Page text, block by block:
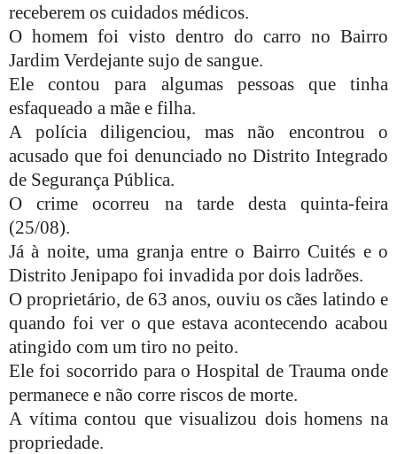
receberem os cuidados médicos.
O homem foi visto dentro do carro no Bairro
Jardim Verdejante sujo de sangue.
Ele contou para algumas pessoas que tinha
esfaqueado a mãe e filha.
A polícia diligenciou, mas não encontrou o
acusado que foi denunciado no Distrito Integrado
de Segurança Pública.
O crime ocorreu na tarde desta quinta-feira
(25/08).
Já à noite, uma granja entre o Bairro Cuités e o
Distrito Jenipapo foi invadida por dois ladrões.
O proprietário, de 63 anos, ouviu os cães latindo e
quando foi ver o que estava acontecendo acabou
atingido com um tiro no peito.
Ele foi socorrido para o Hospital de Trauma onde
permanece e não corre riscos de morte.
A vítima contou que visualizou dois homens na
propriedade.